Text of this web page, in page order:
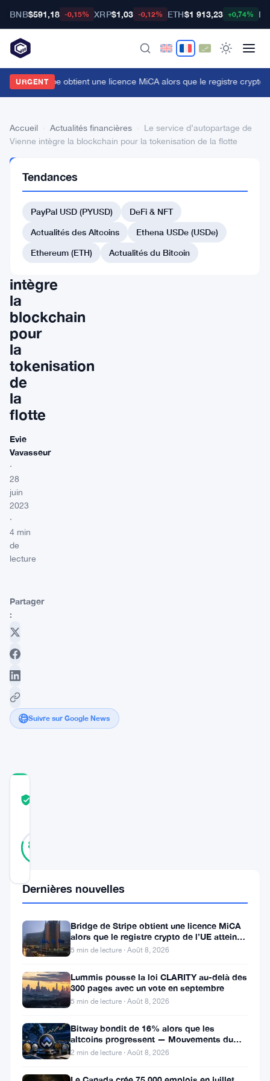
BNB$591,18 -0,15% XRP$1,03 -0,12% ETH$1 913,23 +0,74%
URGENT
de Stripe obtient une licence MiCA alors que le registre crypto
Accueil Actualités financières
Le service d’autopartage de
Vienne intègre la blockchain pour la tokenisation de la flotte
FINANCIÈRES
service
d’autopartage
intègre
la
blockchain
pour
la
tokenisation
de
la
flotte
Evie
Vavasseur
·
28
juin
2023
·
4 min
de
lecture
Partager
:
Suivre sur Google News
80
secteur
covoiturage
Vienne
technologie
blockchain
Tendances
PayPal USD (PYUSD)
DeFi & NFT
Actualités des Altcoins
Ethena USDe (USDe)
Ethereum (ETH)
Actualités du Bitcoin
Dernières nouvelles
Bridge de Stripe obtient une licence MiCA
alors que le registre crypto de l’UE atteint
324 prestataires
5 min de lecture · Août 8, 2026
Lummis pousse la loi CLARITY au-delà des
300 pages avec un vote en septembre
5 min de lecture · Août 8, 2026
Bitway bondit de 16% alors que les
altcoins progressent — Mouvements du
jour 8 août
2 min de lecture · Août 8, 2026